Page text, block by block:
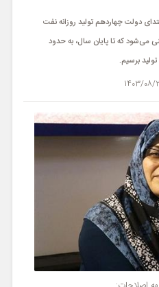
دولت چهاردهم تولید روزانه نفت
می‌شود که تا پایان سال، به حدود